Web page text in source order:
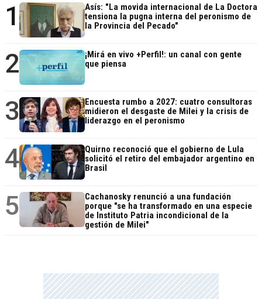
1
Asís: "La movida internacional de La Doctora
tensiona la pugna interna del peronismo de
la Provincia del Pecado"
2
¡Mirá en vivo +Perfil!: un canal con gente
que piensa
3
Encuesta rumbo a 2027: cuatro consultoras
midieron el desgaste de Milei y la crisis de
liderazgo en el peronismo
4
Quirno reconoció que el gobierno de Lula
solicitó el retiro del embajador argentino en
Brasil
5
Cachanosky renunció a una fundación
porque "se ha transformado en una especie
de Instituto Patria incondicional de la
gestión de Milei"